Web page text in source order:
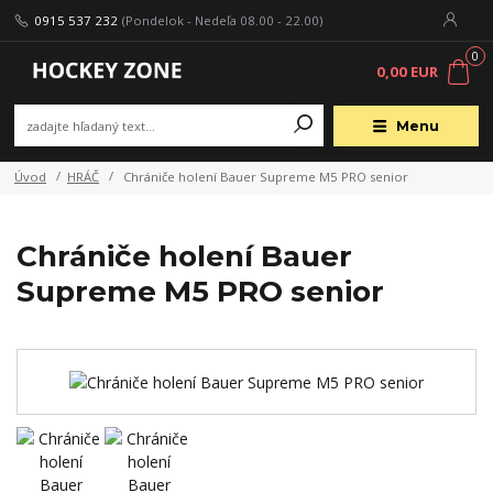
Menu
0915 537 232 (Pondelok - Nedeľa 08.00 - 22.00)
0
0,00 EUR
Úvod HRÁČ Chrániče holení Bauer Supreme M5 PRO senior
Chrániče holení Bauer
Supreme M5 PRO senior